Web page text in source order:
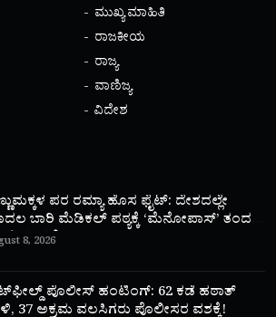
ಮುಖ್ಯ ಮಾಹಿತಿ
ರಾಜಕೀಯ
ರಾಜ್ಯ
ವಾಣಿಜ್ಯ
ವಿದೇಶ
ಪರ ರಮ್ಯಾ ಹೊಸ ಫೈಟ್: ದೇಶದಲ್ಲೇ
ಬಾರಿ ಮೆಡಿಕಲ್ ಪಠ್ಯಕ್ಕೆ ‘ಮೆನೋಪಾಸ್’ ತಂದ
ಸಂಸದೆ!
8, 2026
ಪೊಲೀಸ್ ಹಂಟಿಂಗ್: 62 ಕಡೆ ಹಠಾತ್
37 ಅಕ್ರಮ ವಲಸಿಗರು ಪೊಲೀಸರ ವಶಕ್ಕೆ!